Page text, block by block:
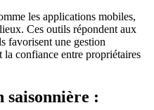
les applications mobiles,
Ces outils répondent aux
favorisent une gestion
la confiance entre propriétaires
saisonnière :